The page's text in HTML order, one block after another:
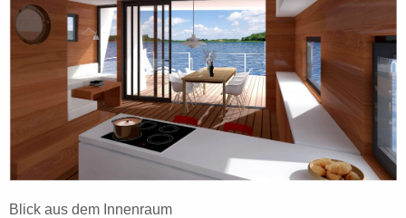
Blick aus dem Innenraum